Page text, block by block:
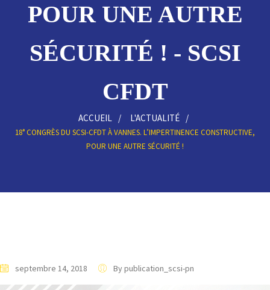
POUR UNE AUTRE
SÉCURITÉ ! - SCSI
CFDT
ACCUEIL L'ACTUALITÉ
18° CONGRÈS DU SCSI-CFDT À VANNES. L’IMPERTINENCE CONSTRUCTIVE,
POUR UNE AUTRE SÉCURITÉ !
septembre 14, 2018 By publication_scsi-pn